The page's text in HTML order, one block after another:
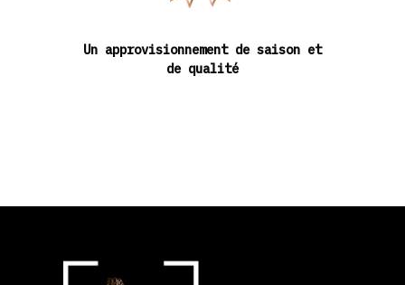
Un approvisionnement de saison et
de qualité